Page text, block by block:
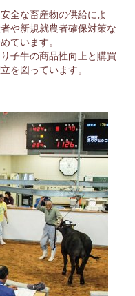
全な畜産物の供給によ
や新規就農者確保対策な
ています。
子牛の商品性向上と購買
を図っています。